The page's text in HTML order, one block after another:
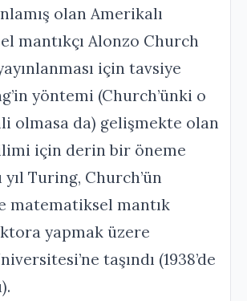
olan Amerikalı
mantıkçı Alonzo Church
için tavsiye
yöntemi (Church’ünki o
olmasa da) gelişmekte olan
için derin bir öneme
yıl Turing, Church’ün
matematiksel mantık
yapmak üzere
taşındı (1938’de